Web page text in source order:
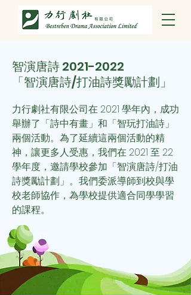
智演唐詩2021-2022
「智演唐詩/打油詩獎勵計劃」
力行劇社有限公司在 2021 學年內，成功
舉辦了「詩中有畫」和「智玩打油詩」
兩個活動。為了延續這兩個活動的精
神，讓更多人受惠，我們在 2021 至 22
學年度，邀請學校參加「智演唐詩/打油
詩獎勵計劃」。我們委派導師到校與學
校老師協作，為學校提供適合同學學習
的課程。